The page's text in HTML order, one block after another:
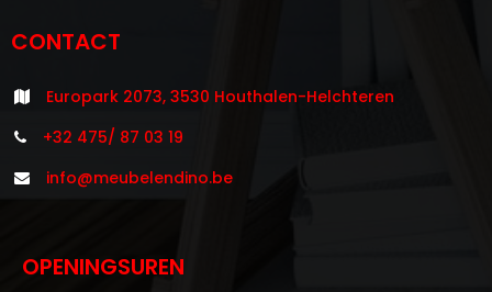
CONTACT
Europark 2073, 3530 Houthalen-Helchteren
+32 475/ 87 03 19
info@meubelendino.be
OPENINGSUREN